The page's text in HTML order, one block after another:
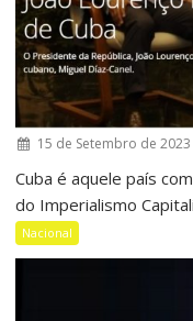
15 de Setembro de 2023
Cuba é aquele país
do Imperialismo
Nacional